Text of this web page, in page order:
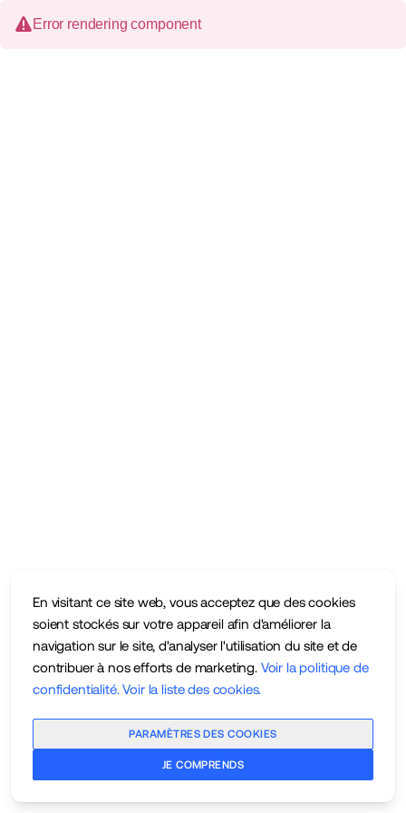
En visitant ce site web, vous acceptez que des cookies
soient stockés sur votre appareil afin d'améliorer la
navigation sur le site, d'analyser l'utilisation du site et de
contribuer à nos efforts de marketing. Voir la politique de
confidentialité. Voir la liste des cookies.
PARAMÈTRES DES COOKIES
JE COMPRENDS
Error rendering component